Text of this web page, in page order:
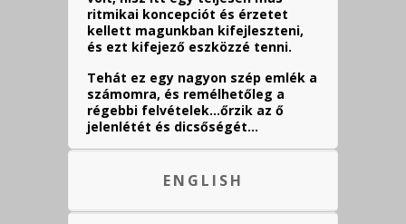
ritmikai koncepciót és érzetet
kellett magunkban kifejleszteni,
és ezt kifejező eszközzé tenni.
Tehát ez egy nagyon szép emlék a
számomra, és remélhetőleg a
régebbi felvételek…őrzik az ő
jelenlétét és dicsőségét…
ENGLISH